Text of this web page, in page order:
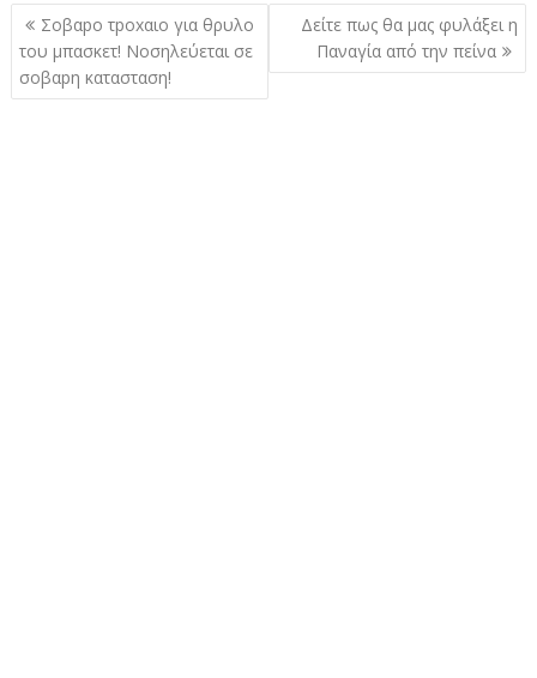
Πλοήγηση
άρθρων
Σοβαpo τpoxαιο για θρυλο
του μπασκετ! Νοσηλεύεται σε
σοβαpη κατασταση!
Δείτε πως θα μας φυλάξει η
Παναγία από την πείνα